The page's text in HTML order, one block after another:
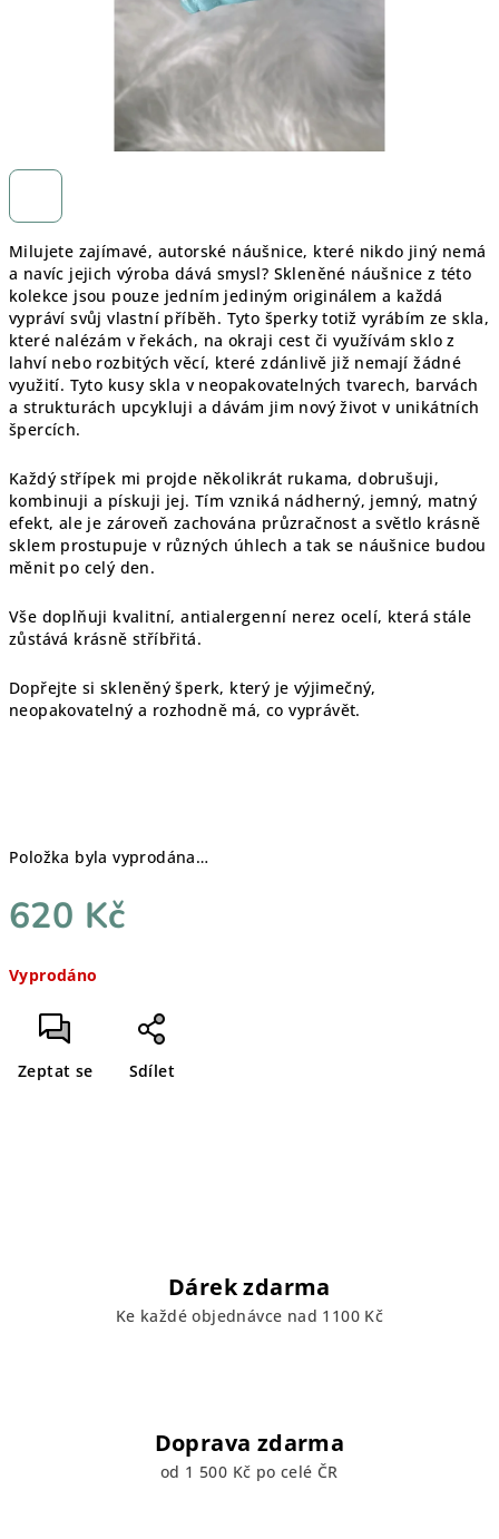
Milujete zajímavé, autorské náušnice, které nikdo jiný nemá
a navíc jejich výroba dává smysl? Skleněné náušnice z této
kolekce jsou pouze jedním jediným originálem a každá
vypráví svůj vlastní příběh. Tyto šperky totiž vyrábím ze skla,
které nalézám v řekách, na okraji cest či využívám sklo z
lahví nebo rozbitých věcí, které zdánlivě již nemají žádné
využití. Tyto kusy skla v neopakovatelných tvarech, barvách
a strukturách upcykluji a dávám jim nový život v unikátních
špercích.
Každý střípek mi projde několikrát rukama, dobrušuji,
kombinuji a pískuji jej. Tím vzniká nádherný, jemný, matný
efekt, ale je zároveň zachována průzračnost a světlo krásně
sklem prostupuje v různých úhlech a tak se náušnice budou
měnit po celý den.
Vše doplňuji kvalitní, antialergenní nerez ocelí, která stále
zůstává krásně stříbřitá.
Dopřejte si skleněný šperk, který je výjimečný,
neopakovatelný a rozhodně má, co vyprávět.
Položka byla vyprodána…
620 Kč
cena:
Vyprodáno
Zeptat se Sdílet
Dárek zdarma
Ke každé objednávce nad 1100 Kč
Doprava zdarma
od 1 500 Kč po celé ČR